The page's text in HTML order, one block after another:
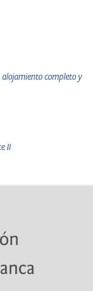
alojamiento completo y
II